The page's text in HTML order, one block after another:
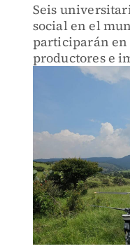
Seis
social en el
participarán en
productores e
tecnologías